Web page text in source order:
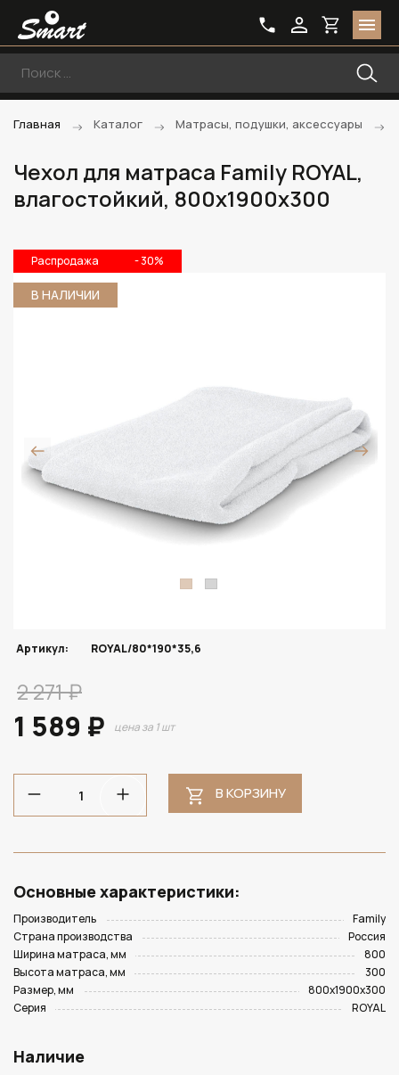
Главная Каталог Матрасы, подушки, аксессуары
Чехол для матраса Family ROYAL,
влагостойкий, 800х1900х300
Распродажа - 30%
В НАЛИЧИИ
Артикул: ROYAL/80*190*35,6
2 271 ₽
1 589 ₽ цена за 1 шт
В КОРЗИНУ
Основные характеристики:
Производитель
Family
Страна производства
Россия
Ширина матраса, мм
800
Высота матраса, мм
300
Размер, мм
800х1900х300
Серия
ROYAL
Наличие